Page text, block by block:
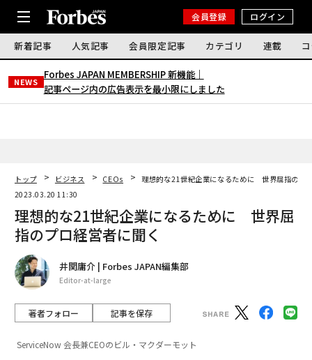
会員登録 ログイン
新着記事 人気記事 会員限定記事 カテゴリ 連載
NEWS
Forbes JAPAN MEMBERSHIP 新機能｜
記事ページ内の広告表示を最小限にしました
トップ ビジネス CEOs
理想的な21世紀企業になるために 世界屈指のプ
2023.03.20 11:30
理想的な21世紀企業になるために 世界屈
指のプロ経営者に聞く
井関庸介 | Forbes JAPAN編集部
Editor-at-large
著者フォロー 記事を保存
ServiceNow 会長兼CEOのビル・マクダーモット